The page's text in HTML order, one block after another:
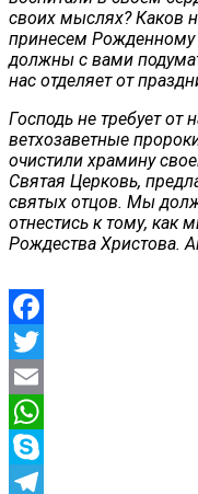
своих мыслях? Каков
принесем
должны с вами
нас отделяет от
Господь не требует от
ветхозаветные
очистили храмину
Святая Церковь,
святых отцов. Мы
отнестись к тому, как
Рождества Христова.
Facebook
Twitter
Email
WhatsApp
Skype